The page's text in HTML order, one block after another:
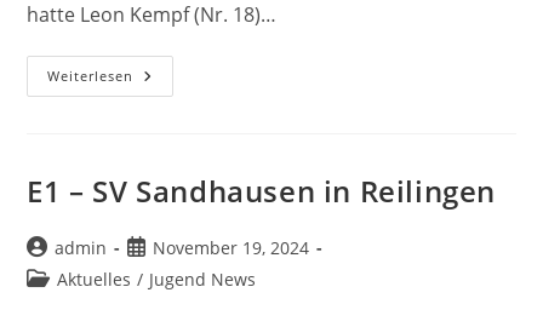
hatte Leon Kempf (Nr. 18)…
Weiterlesen SC
08
Rot-
Weiß
(2:4)
E1 – SV Sandhausen in Reilingen
Beitrags-
Autor:
admin
Beitrag
veröffentlicht:
November 19, 2024
Beitrags-
Aktuelles / Jugend News